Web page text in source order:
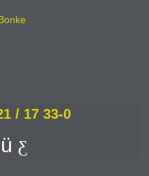
/ 17 33-0